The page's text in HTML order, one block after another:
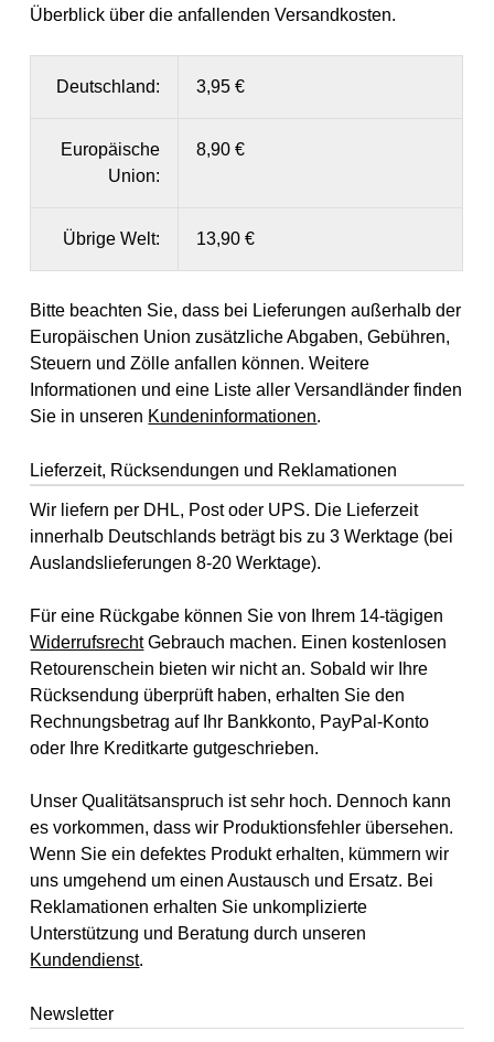
Überblick über die anfallenden Versandkosten.
Deutschland: 3,95 €
Europäische
Union:
8,90 €
Übrige Welt: 13,90 €
Bitte beachten Sie, dass bei Lieferungen außerhalb der
Europäischen Union zusätzliche Abgaben, Gebühren,
Steuern und Zölle anfallen können. Weitere
Informationen und eine Liste aller Versandländer finden
Sie in unseren Kundeninformationen.
Lieferzeit, Rücksendungen und Reklamationen
Wir liefern per DHL, Post oder UPS. Die Lieferzeit
innerhalb Deutschlands beträgt bis zu 3 Werktage (bei
Auslandslieferungen 8-20 Werktage).
Für eine Rückgabe können Sie von Ihrem 14-tägigen
WiderrufsrechtGebrauch machen. Einen kostenlosen
Retourenschein bieten wir nicht an. Sobald wir Ihre
Rücksendung überprüft haben, erhalten Sie den
Rechnungsbetrag auf Ihr Bankkonto, PayPal-Konto
oder Ihre Kreditkarte gutgeschrieben.
Unser Qualitätsanspruch ist sehr hoch. Dennoch kann
es vorkommen, dass wir Produktionsfehler übersehen.
Wenn Sie ein defektes Produkt erhalten, kümmern wir
uns umgehend um einen Austausch und Ersatz. Bei
Reklamationen erhalten Sie unkomplizierte
Unterstützung und Beratung durch unseren
Kundendienst.
Newsletter